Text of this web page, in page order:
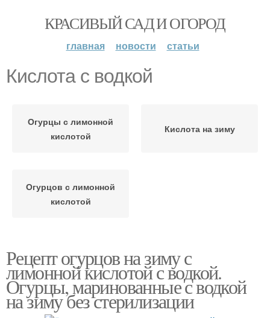
КРАСИВЫЙ САД И ОГОРОД
главная новости статьи
Кислота с водкой
Огурцы с лимонной
кислотой
Кислота на зиму
Огурцов с лимонной
кислотой
Рецепт огурцов на зиму с
лимонной кислотой с водкой.
Огурцы, маринованные с водкой
на зиму без стерилизации